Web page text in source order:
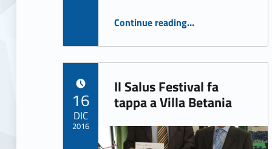
Continue reading…
Il Salus Festival fa
tappa a Villa Betania
16
DIC
2016